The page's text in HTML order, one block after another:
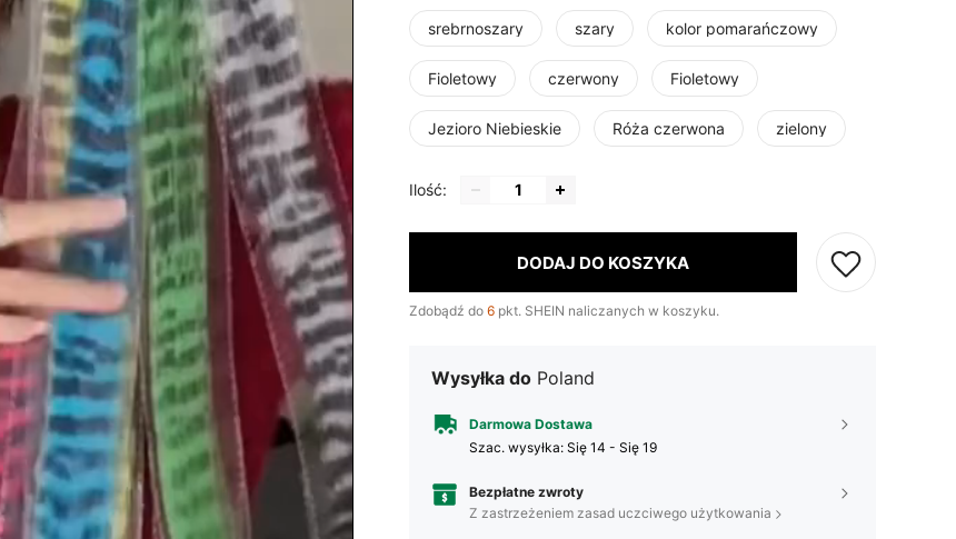
srebrnoszary szary kolor pomarańczowy
Fioletowy czerwony Fioletowy
Jezioro Niebieskie Róża czerwona zielony
Ilość:
DODAJ DO KOSZYKA
Zdobądź do 6 pkt. SHEIN naliczanych w koszyku.
Wysyłka do Poland
Darmowa Dostawa
Szac. wysyłka: Się 14 - Się 19
Bezpłatne zwroty
Z zastrzeżeniem zasad uczciwego użytkowania